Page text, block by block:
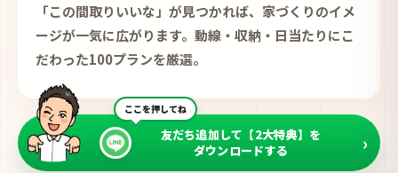
「この間取りいいな」が見つかれば、家づくりのイメ
ージが一気に広がります。動線・収納・日当たりにこ
だわった100プランを厳選。
ここを押してね
友だち追加して【2大特典】を
ダウンロードする
›